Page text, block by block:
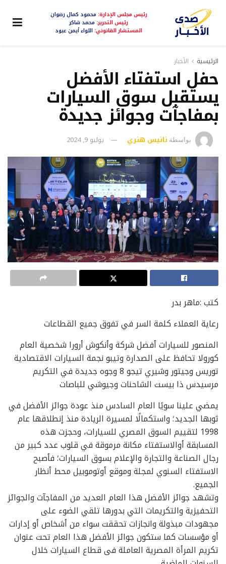
رئيس مجلس الإدارة: محمود كمال رضوان
رئيس التحرير: محمد شاكر
المستشار القانوني: اللواء أيمن عبود
الرئيسية الأخبار
حفل استفتاء الأفضل
يستقبل سوق السيارات
بمفاجآت وجوائز جديدة
بواسطة نانيس هنري يوليو 9, 2024
كتب :ماهر بدر
رعاية العملاء كلمة السر في تفوق جميع القطاعات
المنصور للسيارات أفضل شركة وأنكوش أرورا شخصية العام
كورولا تحافظ على الصدارة وتيبو نجمة السيارات الاقتصادية
توريس وجيتور وشيري تيجو 8 وجوه جديدة في التكريم
مرسيدس ذا بيست الشاحنات وجيوشي للباصات
يمضي علينا سويًا العام السادس منذ عودة جوائز الأفضل في
ثوبها الجديد؛ واستكمالًا لمسيرة الريادة منذ إنطلاقها عام
1998 لتقييم السوق المصري للسيارات، وحجزت هذه
المسابقة أوالاستفتاء مكانة مرموقة في قلوب عدد كبير من
رجال الصناعة والتجارة والإعلام بسوق السيارات؛ فأصبح
الاستفتاء السنوي لمجلة وموقع أوتوموبيل محط أنظار
الجميع.
وتشهد جوائز الأفضل هذا العام العديد من المفاجآت والجوائز
التحفيزية والتكريمات التي بدورها تلقي الضوء على
مجهودات مبذولة وانجازات تحققت سواء من أشخاص أو إدارات
أو مؤسسات كما ستكون جوائز الأفضل هذا العام تحت عنوان
تكريم المرأة المصرية العاملة فى قطاع السيارات خلال